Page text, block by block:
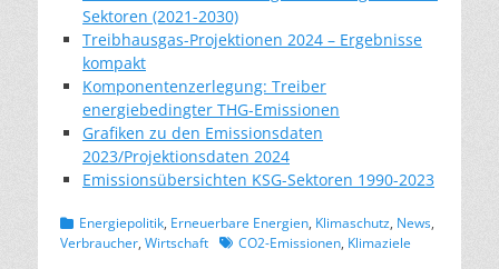
Sektoren (2021-2030)
Treibhausgas-Projektionen 2024 – Ergebnisse
kompakt
Komponentenzerlegung: Treiber
energiebedingter THG-Emissionen
Grafiken zu den Emissionsdaten
2023/Projektionsdaten 2024
Emissionsübersichten KSG-Sektoren 1990-2023
Kategorien
Energiepolitik, Erneuerbare Energien, Klimaschutz, News,
Verbraucher, Wirtschaft Schlagworte
CO2-Emissionen, Klimaziele